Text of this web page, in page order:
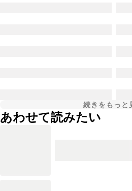
続きをもっと
あわせて読みたい